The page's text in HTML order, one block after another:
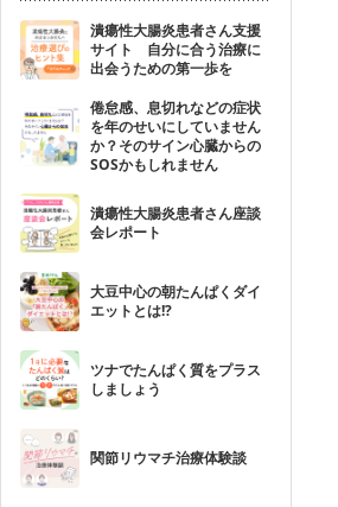
潰瘍性大腸炎患者さん支援
サイト 自分に合う治療に
出会うための第一歩を
倦怠感、息切れなどの症状
を年のせいにしていません
か？そのサイン心臓からの
SOSかもしれません
潰瘍性大腸炎患者さん座談
会レポート
大豆中心の朝たんぱくダイ
エットとは!?
ツナでたんぱく質をプラス
しましょう
関節リウマチ治療体験談